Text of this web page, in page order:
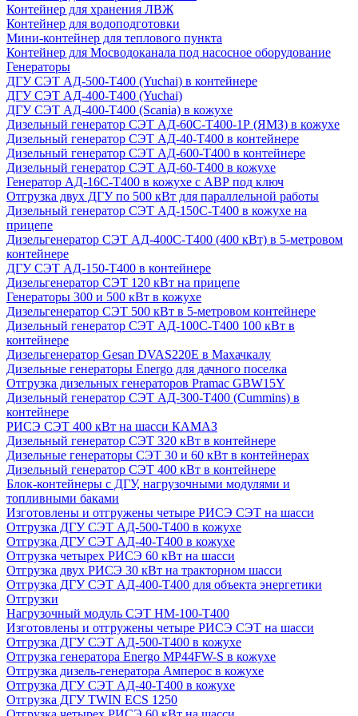
Контейнер для хранения ЛВЖ
Контейнер для водоподготовки
Мини-контейнер для теплового пункта
Контейнер для Мосводоканала под насосное оборудование
Генераторы
ДГУ СЭТ АД-500-Т400 (Yuchai) в контейнере
ДГУ СЭТ АД-400-Т400 (Yuchai)
ДГУ СЭТ АД-400-Т400 (Scania) в кожухе
Дизельный генератор СЭТ АД-60С-Т400-1Р (ЯМЗ) в кожухе
Дизельный генератор СЭТ АД-40-Т400 в контейнере
Дизельный генератор СЭТ АД-600-Т400 в контейнере
Дизельный генератор СЭТ АД-60-Т400 в кожухе
Генератор АД-16С-Т400 в кожухе с АВР под ключ
Отгрузка двух ДГУ по 500 кВт для параллельной работы
Дизельный генератор СЭТ АД-150С-Т400 в кожухе на
прицепе
Дизельгенератор СЭТ АД-400С-Т400 (400 кВт) в 5-метровом
контейнере
ДГУ СЭТ АД-150-Т400 в контейнере
Дизельгенератор СЭТ 120 кВт на прицепе
Генераторы 300 и 500 кВт в кожухе
Дизельгенератор СЭТ 500 кВт в 5-метровом контейнере
Дизельный генератор СЭТ АД-100С-Т400 100 кВт в
контейнере
Дизельгенератор Gesan DVAS220E в Махачкалу
Дизельные генераторы Energo для дачного поселка
Отгрузка дизельных генераторов Pramac GВW15Y
Дизельный генератор СЭТ АД-300-Т400 (Cummins) в
контейнере
РИСЭ СЭТ 400 кВт на шасси КАМАЗ
Дизельный генератор СЭТ 320 кВт в контейнере
Дизельные генераторы СЭТ 30 и 60 кВт в контейнерах
Дизельный генератор СЭТ 400 кВт в контейнере
Блок-контейнеры с ДГУ, нагрузочными модулями и
топливными баками
Изготовлены и отгружены четыре РИСЭ СЭТ на шасси
Отгрузка ДГУ СЭТ АД-500-Т400 в кожухе
Отгрузка ДГУ СЭТ АД-40-Т400 в кожухе
Отгрузка четырех РИСЭ 60 кВт на шасси
Отгрузка двух РИСЭ 30 кВт на тракторном шасси
Отгрузка ДГУ СЭТ АД-400-Т400 для объекта энергетики
Отгрузки
Нагрузочный модуль СЭТ НМ-100-Т400
Изготовлены и отгружены четыре РИСЭ СЭТ на шасси
Отгрузка ДГУ СЭТ АД-500-Т400 в кожухе
Отгрузка генератора Energo MP44FW-S в кожухе
Отгрузка дизель-генератора Амперос в кожухе
Отгрузка ДГУ СЭТ АД-40-Т400 в кожухе
Отгрузка ДГУ TWIN ECS 1250